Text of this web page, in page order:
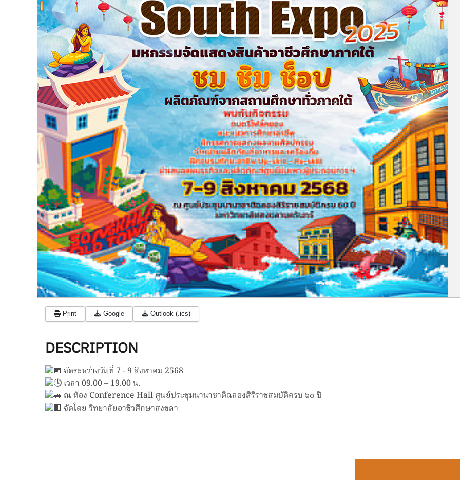
Print Google Outlook (.ics)
DESCRIPTION
จัดระหว่างวันที่ 7 - 9 สิงหาคม 2568
เวลา 09.00 – 19.00 น.
ณ ห้อง Conference Hall ศูนย์ประชุมนานาชาติฉลองสิริราชสมบัติครบ ๖๐ ปี
จัดโดย วิทยาลัยอาชีวศึกษาสงขลา